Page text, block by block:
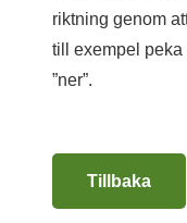
riktning genom
till exempel peka
”ner”.
Tillbaka